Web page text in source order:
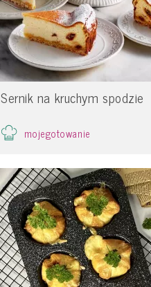
Sernik na kruchym spodzie
mojegotowanie